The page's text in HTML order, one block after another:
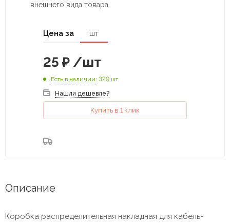
внешнего вида товара.
Цена за шт
25 ₽ /шт
Есть в наличии: 329 шт
Нашли дешевле?
Купить в 1 клик
Описание
Коробка распределительная накладная для кабель-